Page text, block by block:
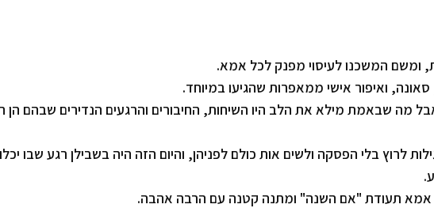
ומשם המשכנו לעיסוי מפנק לכל אמא.
ואיפור אישי ממאפרות שהגיעו במיוחד.
מה שבאמת מילא את הלב היו השיחות, החיבורים והרגעים הנדירים שבהם הן
לרוץ בלי הפסקה ולשים אות כולם לפניהן, והיום הזה היה בשבילן רגע שבו יכלו
אמא תעודת "אם השנה" ומתנה קטנה עם הרבה אהבה.